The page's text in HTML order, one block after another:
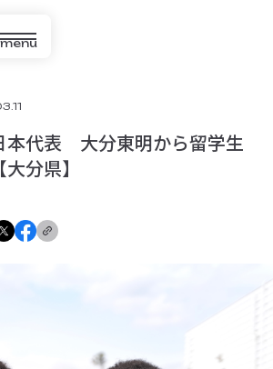
menu
本代表 大分東明から留学生
分県】